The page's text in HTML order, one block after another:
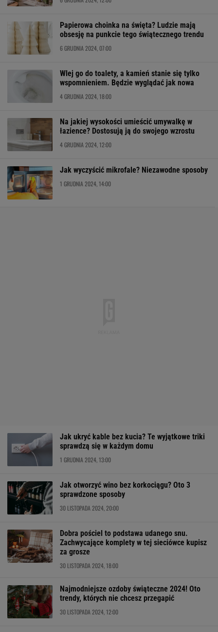
Papierowa choinka na święta? Ludzie mają
obsesję na punkcie tego świątecznego trendu
6 GRUDNIA 2024, 07:00
Wlej go do toalety, a kamień stanie się tylko
wspomnieniem. Będzie wyglądać jak nowa
4 GRUDNIA 2024, 18:00
Na jakiej wysokości umieścić umywalkę w
łazience? Dostosują ją do swojego wzrostu
4 GRUDNIA 2024, 12:00
Jak wyczyścić mikrofale? Niezawodne sposoby
1 GRUDNIA 2024, 14:00
Jak ukryć kable bez kucia? Te wyjątkowe triki
sprawdzą się w każdym domu
1 GRUDNIA 2024, 13:00
Jak otworzyć wino bez korkociągu? Oto 3
sprawdzone sposoby
30 LISTOPADA 2024, 20:00
Dobra pościel to podstawa udanego snu.
Zachwycające komplety w tej sieciówce kupisz
za grosze
30 LISTOPADA 2024, 18:00
Najmodniejsze ozdoby świąteczne 2024! Oto
trendy, których nie chcesz przegapić
30 LISTOPADA 2024, 12:00